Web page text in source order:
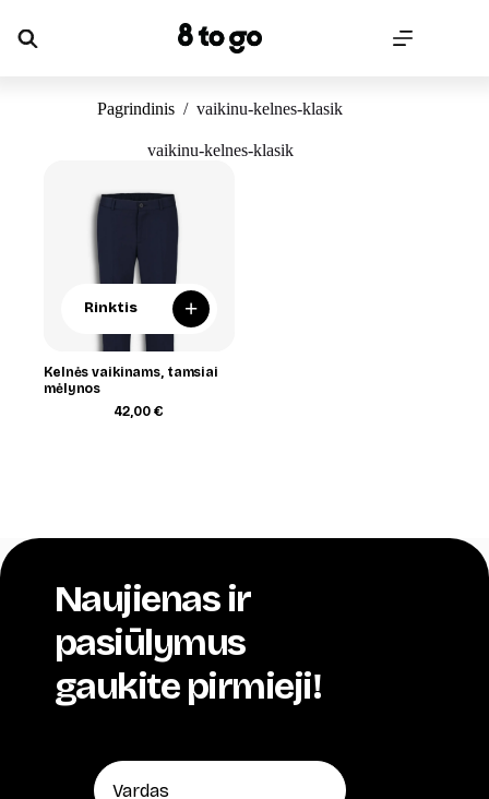
content
Pagrindinis / vaikinu-kelnes-klasik
vaikinu-kelnes-klasik
Rinktis +
Kelnės vaikinams, tamsiai
mėlynos
42,00€
Naujienas ir
pasiūlymus
gaukite pirmieji!